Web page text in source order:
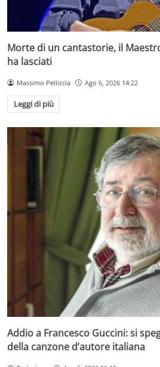
Morte di un cantastorie, il
ha lasciati
Massimo Pelliccia Ago 6, 2026 14:22
Leggi di più
Addio a Francesco Guccini: si
della canzone d’autore italiana